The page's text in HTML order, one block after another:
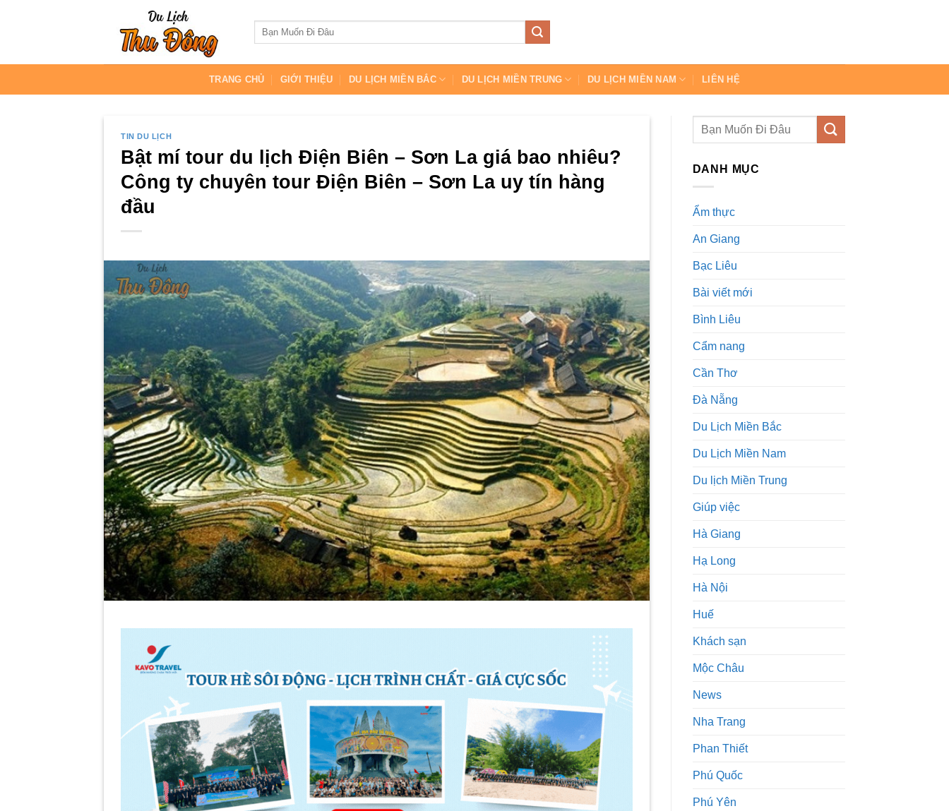
TRANG CHỦ GIỚI THIỆU DU LỊCH MIỀN BẮC DU LỊCH MIỀN TRUNG DU LỊCH MIỀN NAM LIÊN HỆ
TIN DU LỊCH
Bật mí tour du lịch Điện Biên – Sơn La giá bao nhiêu?
Công ty chuyên tour Điện Biên – Sơn La uy tín hàng
đầu
DANH MỤC
Ẩm thực
An Giang
Bạc Liêu
Bài viết mới
Bình Liêu
Cẩm nang
Cần Thơ
Đà Nẵng
Du Lịch Miền Bắc
Du Lịch Miền Nam
Du lịch Miền Trung
Giúp việc
Hà Giang
Hạ Long
Hà Nội
Huế
Khách sạn
Mộc Châu
News
Nha Trang
Phan Thiết
Phú Quốc
Phú Yên